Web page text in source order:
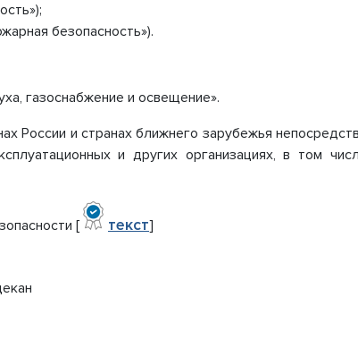
безопасность»).
газоснабжение и освещение».
России и странах ближнего зарубежья
и других организациях, в том
[ текст]